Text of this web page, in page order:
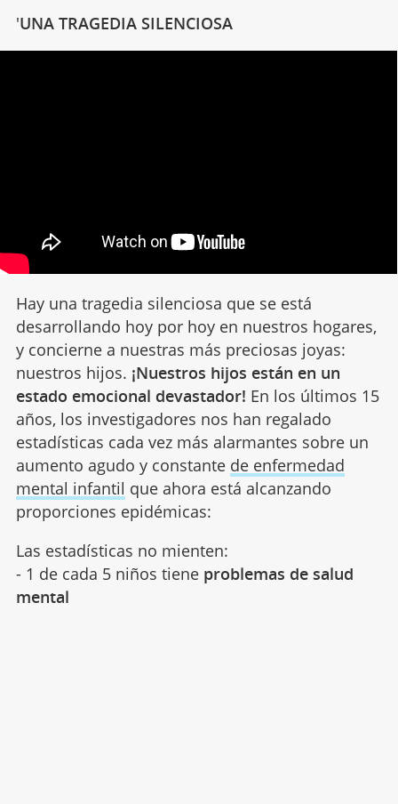
'UNA TRAGEDIA SILENCIOSA
Hay una tragedia silenciosa que se está
desarrollando hoy por hoy en nuestros hogares,
y concierne a nuestras más preciosas joyas:
nuestros hijos. ¡Nuestros hijos están en un
estado emocional devastador! En los últimos 15
años, los investigadores nos han regalado
estadísticas cada vez más alarmantes sobre un
aumento agudo y constante de enfermedad
mental infantil que ahora está alcanzando
proporciones epidémicas:
Las estadísticas no mienten:
- 1 de cada 5 niños tiene problemas de salud
mental